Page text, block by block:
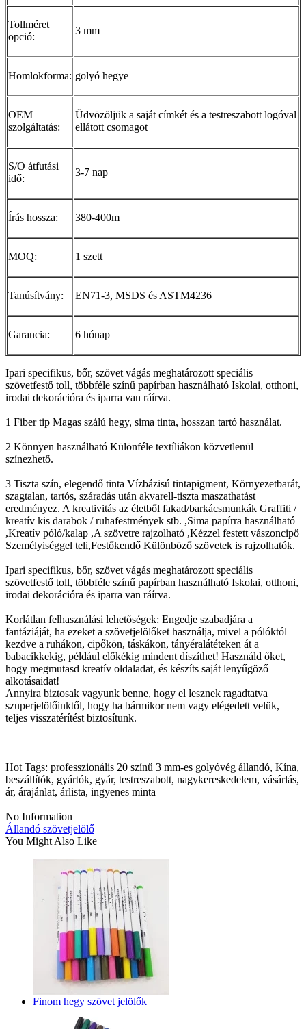
Tollméret
opció:
3 mm
Homlokforma: golyó hegye
OEM
szolgáltatás:
Üdvözöljük a saját címkét és a testreszabott logóval
ellátott csomagot
S/O átfutási
idő:
3-7 nap
Írás hossza: 380-400m
MOQ: 1 szett
Tanúsítvány: EN71-3, MSDS és ASTM4236
Garancia: 6 hónap
Ipari specifikus, bőr, szövet vágás meghatározott speciális
szövetfestő toll, többféle színű papírban használható Iskolai, otthoni,
irodai dekorációra és iparra van ráírva.
1 Fiber tip Magas szálú hegy, sima tinta, hosszan tartó használat.
2 Könnyen használható Különféle textíliákon közvetlenül
színezhető.
3 Tiszta szín, elegendő tinta Vízbázisú tintapigment, Környezetbarát,
szagtalan, tartós, száradás után akvarell-tiszta maszathatást
eredményez. A kreativitás az életből fakad/barkácsmunkák Graffiti /
kreatív kis darabok / ruhafestmények stb. ,Sima papírra használható
,Kreatív póló/kalap ,A szövetre rajzolható ,Kézzel festett vászoncipő
Személyiséggel teli,Festőkendő Különböző szövetek is rajzolhatók.
Ipari specifikus, bőr, szövet vágás meghatározott speciális
szövetfestő toll, többféle színű papírban használható Iskolai, otthoni,
irodai dekorációra és iparra van ráírva.
Korlátlan felhasználási lehetőségek: Engedje szabadjára a
fantáziáját, ha ezeket a szövetjelölőket használja, mivel a pólóktól
kezdve a ruhákon, cipőkön, táskákon, tányéralátéteken át a
babacikkekig, például előkékig mindent díszíthet! Használd őket,
hogy megmutasd kreatív oldaladat, és készíts saját lenyűgöző
alkotásaidat!
Annyira biztosak vagyunk benne, hogy el lesznek ragadtatva
szuperjelölőinktől, hogy ha bármikor nem vagy elégedett velük,
teljes visszatérítést biztosítunk.
Hot Tags: professzionális 20 színű 3 mm-es golyóvég állandó, Kína,
beszállítók, gyártók, gyár, testreszabott, nagykereskedelem, vásárlás,
ár, árajánlat, árlista, ingyenes minta
No Information
Állandó szövetjelölő
You Might Also Like
Finom hegy szövet jelölők